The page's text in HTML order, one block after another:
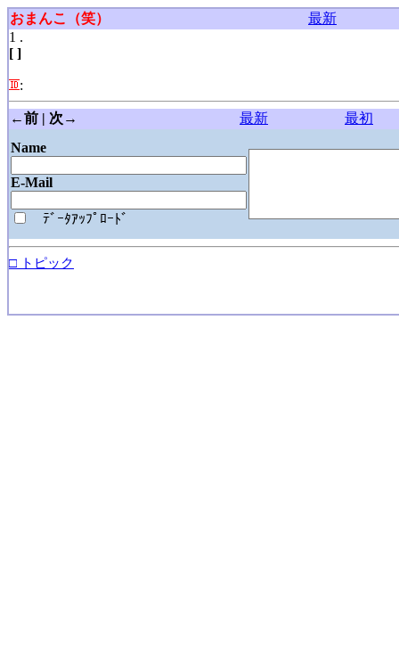
おまんこ（笑）
最新
1 .
[ ]
:
←前 | 次→ 最新
最初
Name
E-Mail
ﾃﾞｰﾀｱｯﾌﾟﾛｰﾄﾞ
□ トピック